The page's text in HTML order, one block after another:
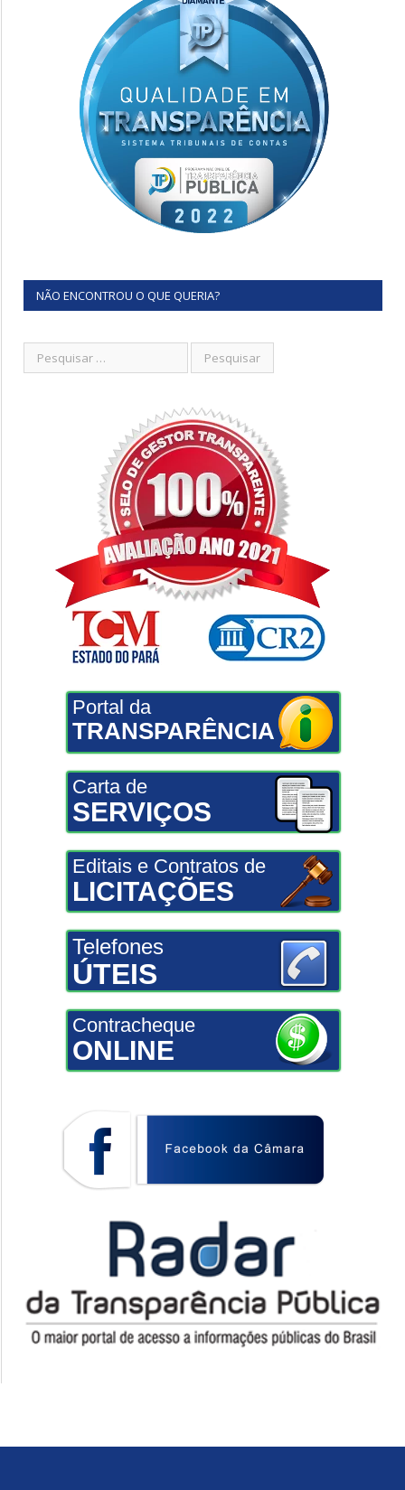
NÃO ENCONTROU O QUE QUERIA?
Portal da
TRANSPARÊNCIA
Carta de
SERVIÇOS
Editais e Contratos de
LICITAÇÕES
Telefones
ÚTEIS
Contracheque
ONLINE